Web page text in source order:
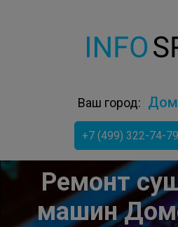
Ваш город:
+7 (499) 322-74-79
Ремонт
машин